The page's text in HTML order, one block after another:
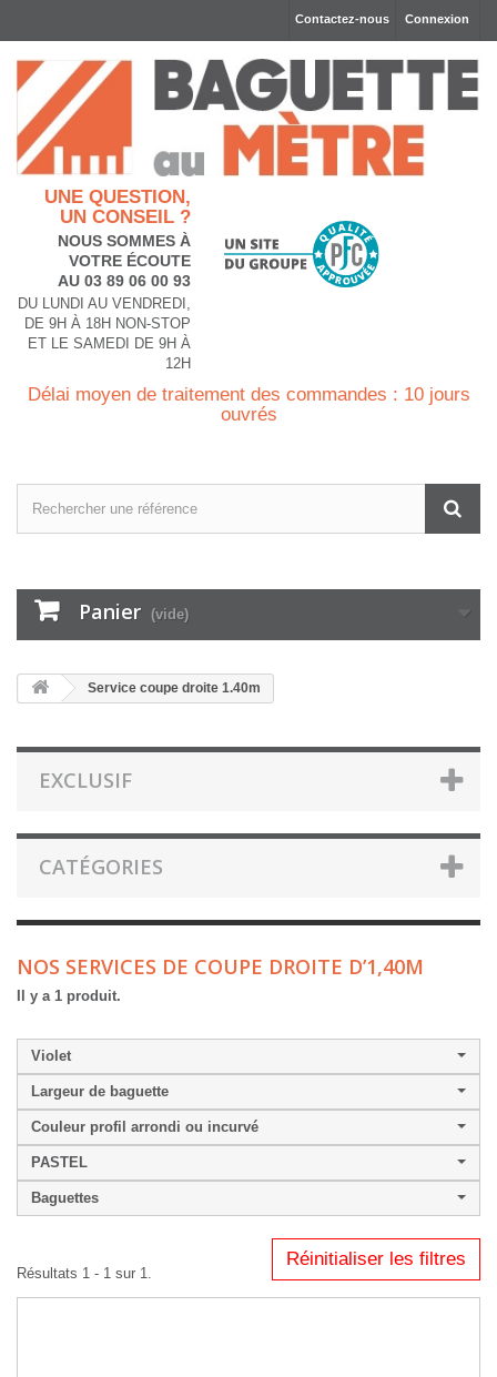
Connexion
Contactez-nous
UNE QUESTION,
UN CONSEIL ?
NOUS SOMMES À
VOTRE ÉCOUTE
AU 03 89 06 00 93
DU LUNDI AU VENDREDI,
DE 9H À 18H NON-STOP
ET LE SAMEDI DE 9H À
12H
Délai moyen de traitement des commandes : 10 jours
ouvrés
Panier (vide)
Service coupe droite 1.40m
EXCLUSIF
CATÉGORIES
NOS SERVICES DE COUPE DROITE D’1,40M
Il y a 1 produit.
Violet
Largeur de baguette
Couleur profil arrondi ou incurvé
PASTEL
Baguettes
Réinitialiser les filtres
Résultats 1 - 1 sur 1.